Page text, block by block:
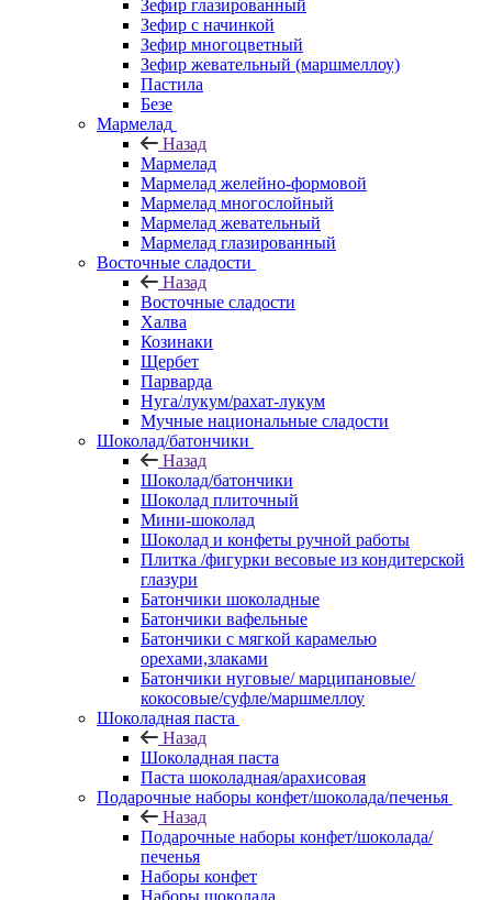
Зефир глазированный
Зефир с начинкой
Зефир многоцветный
Зефир жевательный (маршмеллоу)
Пастила
Безе
Мармелад
Назад
Мармелад
Мармелад желейно-формовой
Мармелад многослойный
Мармелад жевательный
Мармелад глазированный
Восточные сладости
Назад
Восточные сладости
Халва
Козинаки
Щербет
Парварда
Нуга/лукум/рахат-лукум
Мучные национальные сладости
Шоколад/батончики
Назад
Шоколад/батончики
Шоколад плиточный
Мини-шоколад
Шоколад и конфеты ручной работы
Плитка /фигурки весовые из кондитерской
глазури
Батончики шоколадные
Батончики вафельные
Батончики с мягкой карамелью
орехами,злаками
Батончики нуговые/ марципановые/
кокосовые/суфле/маршмеллоу
Шоколадная паста
Назад
Шоколадная паста
Паста шоколадная/арахисовая
Подарочные наборы конфет/шоколада/печенья
Назад
Подарочные наборы конфет/шоколада/
печенья
Наборы конфет
Наборы шоколада